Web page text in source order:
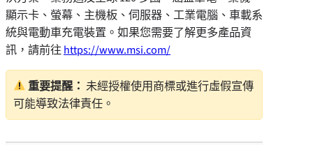
顯示卡、螢幕、主機板、伺服器、工業電腦、車載系
統與電動車充電裝置。如果您需要了解更多產品資
訊，請前往 https://www.msi.com/
重要提醒： 未經授權使用商標或進行虛假宣傳
可能導致法律責任。